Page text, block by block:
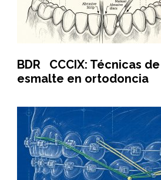
BDR CCCIX: Técnicas
esmalte en ortodoncia